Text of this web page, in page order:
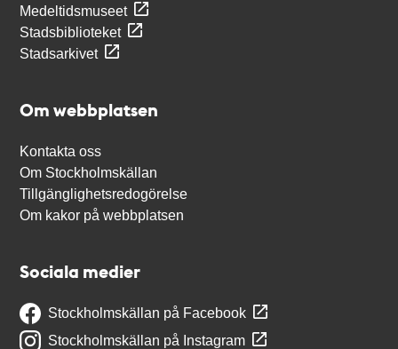
Medeltidsmuseet
Stadsbiblioteket
Stadsarkivet
Om webbplatsen
Kontakta oss
Om Stockholmskällan
Tillgänglighetsredogörelse
Om kakor på webbplatsen
Sociala medier
Stockholmskällan på Facebook
Stockholmskällan på Instagram